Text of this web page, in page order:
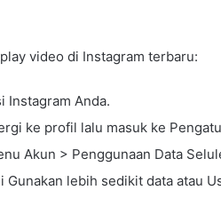
video di Instagram terbaru:
Instagram Anda.
ke profil lalu masuk ke
Akun > Penggunaan Data
Gunakan lebih sedikit data atau